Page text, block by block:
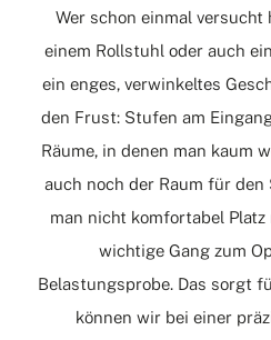
Wer schon einmal versucht
einem Rollstuhl oder auch
ein enges, verwinkeltes
den Frust: Stufen am
Räume, in denen man kaum
auch noch der Raum für den
man nicht komfortabel
wichtige Gang zum
Belastungsprobe. Das sorgt
können wir bei einer